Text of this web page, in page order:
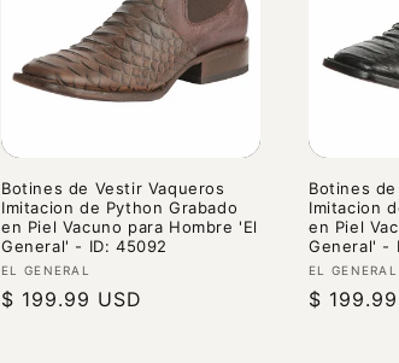
Botines de Vestir Vaqueros
Imitacion de Python Grabado
en Piel Vacuno para Hombre 'El
General' - ID: 45092
Proveedor:
EL GENERAL
Precio
$ 199.99 USD
Botines
Imitacion
en Piel
General' -
EL GENERAL
Precio
$